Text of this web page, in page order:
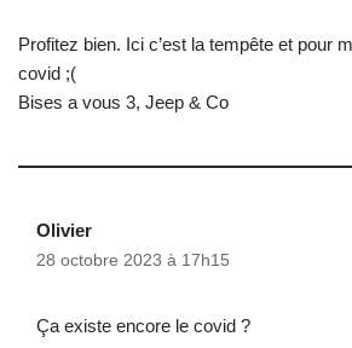
Profitez bien. Ici c’est la tempête et pour
covid ;(
Bises a vous 3, Jeep & Co
Olivier
28 octobre 2023 à 17h15
Ça existe encore le covid ?